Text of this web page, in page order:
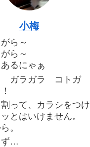
小梅
ら～
ら～
るにゃぁ
ガラガラ コトガ
って、カラシをつけ
とはいけません。
。
ず…